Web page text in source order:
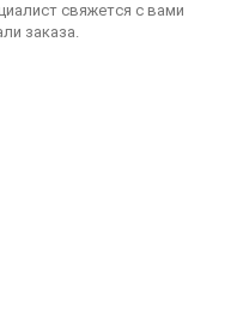
свяжется с вами
заказа.